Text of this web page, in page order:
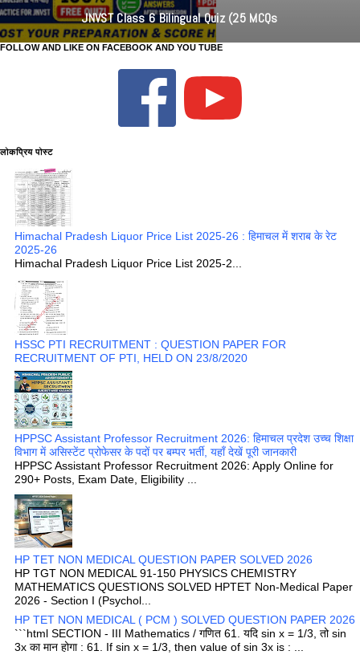
JNVST Class 6 Bilingual Quiz (25 MCQs
FOLLOW AND LIKE ON FACEBOOK AND YOU TUBE
लोकप्रिय पोस्ट
Himachal Pradesh Liquor Price List 2025-26 : हिमाचल में शराब के रेट
2025-26
Himachal Pradesh Liquor Price List 2025-2...
HSSC PTI RECRUITMENT : QUESTION PAPER FOR
RECRUITMENT OF PTI, HELD ON 23/8/2020
HPPSC Assistant Professor Recruitment 2026: हिमाचल प्रदेश उच्च शिक्षा
विभाग में असिस्टेंट प्रोफेसर के पदों पर बम्पर भर्ती, यहाँ देखें पूरी जानकारी
HPPSC Assistant Professor Recruitment 2026: Apply Online for
290+ Posts, Exam Date, Eligibility ...
HP TET NON MEDICAL QUESTION PAPER SOLVED 2026
HP TGT NON MEDICAL 91-150 PHYSICS CHEMISTRY
MATHEMATICS QUESTIONS SOLVED HPTET Non-Medical Paper
2026 - Section I (Psychol...
HP TET NON MEDICAL ( PCM ) SOLVED QUESTION PAPER 2026
```html SECTION - III Mathematics / गणित 61. यदि sin x = 1/3, तो sin
3x का मान होगा : 61. If sin x = 1/3, then value of sin 3x is : ...